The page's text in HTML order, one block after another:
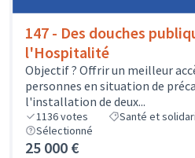
147 - Des douches
l'Hospitalité
Objectif ? Offrir un meilleur
personnes en situation de
l'installation de deux...
1136votes Santé et
Sélectionné
25 000 €